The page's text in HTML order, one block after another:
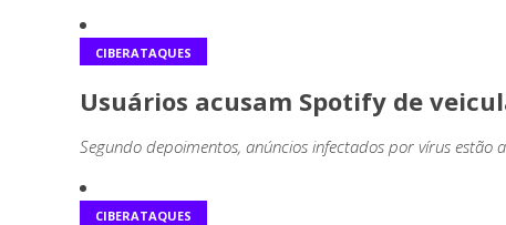
CIBERATAQUES
Usuários acusam Spotify de
Segundo depoimentos, anúncios infectados por vírus
CIBERATAQUES